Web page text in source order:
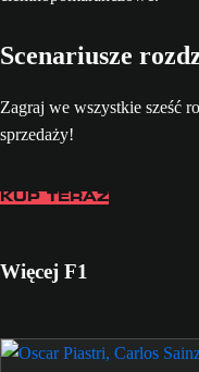
Scenariusze
Zagraj we wszystkie sześć
sprzedaży!
KUP TERAZ
Więcej F1